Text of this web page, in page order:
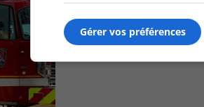
Gérer vos préférences